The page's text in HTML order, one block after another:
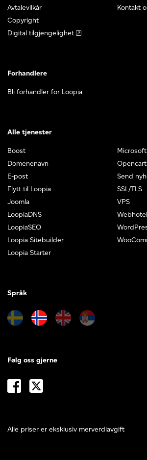
Avtalevilkår
Copyright
Digital tilgjengelighet
Kontakt
Forhandlere
Bli forhandler for Loopia
Alle tjenester
Boost
Domenenavn
E-post
Flytt til Loopia
Joomla
LoopiaDNS
LoopiaSEO
Loopia Sitebuilder
Loopia Starter
Opencart
Send
SSL/TLS
VPS
Språk
Alle priser er eksklusiv merverdiavgift
Følg oss gjerne